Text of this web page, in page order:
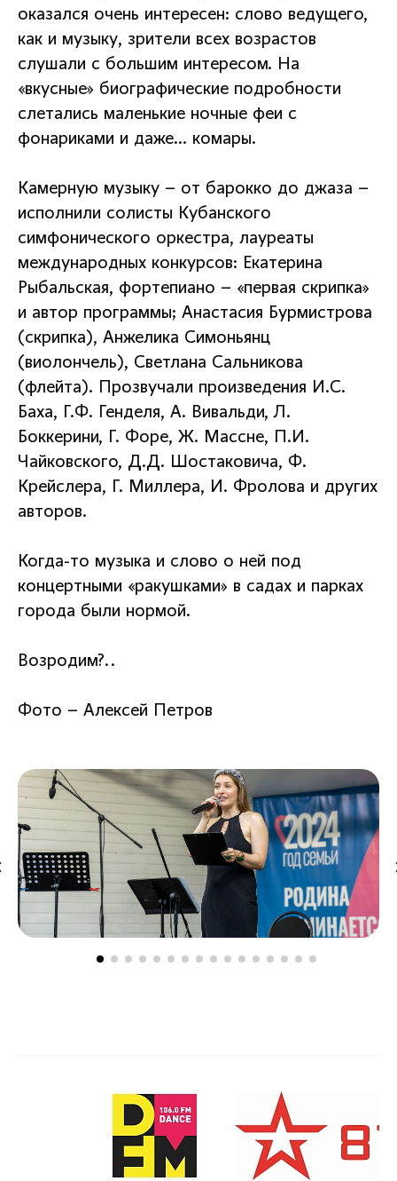
оказался очень интересен: слово ведущего,
как и музыку, зрители всех возрастов
слушали с большим интересом. На
«вкусные» биографические подробности
слетались маленькие ночные феи с
фонариками и даже… комары.
Камерную музыку – от барокко до джаза –
исполнили солисты Кубанского
симфонического оркестра, лауреаты
международных конкурсов: Екатерина
Рыбальская, фортепиано – «первая скрипка»
и автор программы; Анастасия Бурмистрова
(скрипка), Анжелика Симоньянц
(виолончель), Светлана Сальникова
(флейта). Прозвучали произведения И.С.
Баха, Г.Ф. Генделя, А. Вивальди, Л.
Боккерини, Г. Форе, Ж. Массне, П.И.
Чайковского, Д.Д. Шостаковича, Ф.
Крейслера, Г. Миллера, И. Фролова и других
авторов.
Когда-то музыка и слово о ней под
концертными «ракушками» в садах и парках
города были нормой.
Возродим?..
Фото – Алексей Петров